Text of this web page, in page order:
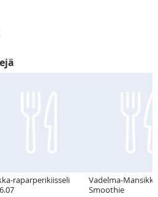
raparperikiisseli
Vadelma-Mansikka
Smoothie